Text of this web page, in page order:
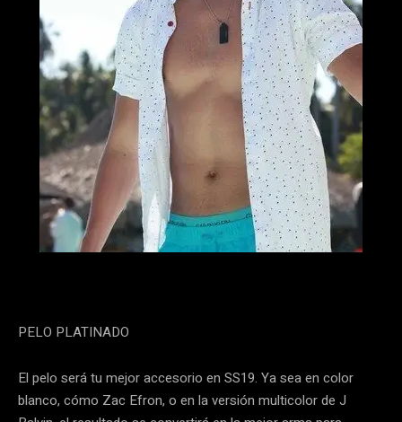
PELO PLATINADO
El pelo será tu mejor accesorio en SS19. Ya sea en color
blanco, cómo Zac Efron, o en la versión multicolor de J